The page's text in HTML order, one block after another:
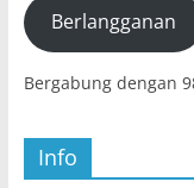
mail)Berlangganan
Bergabung dengan
Info